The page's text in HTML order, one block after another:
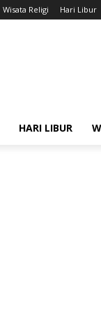
Wisata Religi Hari Libur
HARI LIBUR